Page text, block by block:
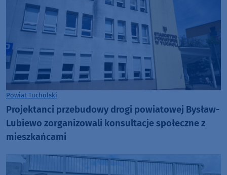
Powiat Tucholski
Projektanci przebudowy drogi powiatowej Bysław-
Lubiewo zorganizowali konsultacje społeczne z
mieszkańcami